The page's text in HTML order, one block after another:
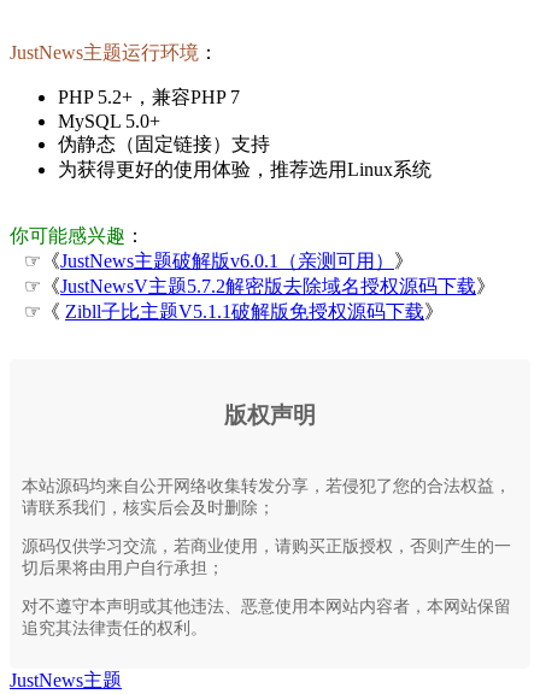
JustNews主题运行环境 ：
PHP 5.2+，兼容PHP 7
MySQL 5.0+
伪静态（固定链接）支持
为获得更好的使用体验，推荐选用Linux系统
你可能感兴趣 ：
☞《JustNews主题破解版v6.0.1（亲测可用） 》
☞《JustNewsV主题5.7.2解密版去除域名授权源码下载》
☞《 Zibll子比主题V5.1.1破解版免授权源码下载》
版权声明
本站源码均来自公开网络收集转发分享，若侵犯了您的合法权益，
请联系我们，核实后会及时删除；
源码仅供学习交流，若商业使用，请购买正版授权，否则产生的一
切后果将由用户自行承担；
对不遵守本声明或其他违法、恶意使用本网站内容者，本网站保留
追究其法律责任的权利。
JustNews主题